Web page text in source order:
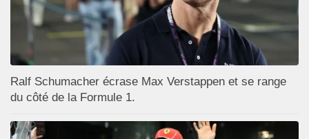
Ralf Schumacher écrase Max Verstappen et se range
du côté de la Formule 1.